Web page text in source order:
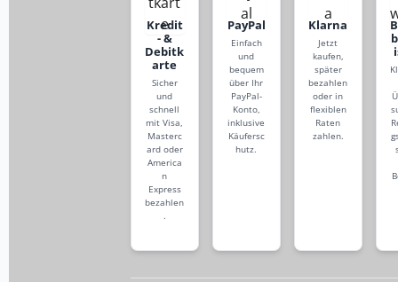
Kredit
- &
Debitk
arte
Sicher
und
schnell
mit Visa,
Masterc
ard oder
America
n
Express
bezahlen
.
PayPal
Einfach
und
bequem
über Ihr
PayPal-
Konto,
inklusive
Käufersc
hutz.
Klarna
Jetzt
kaufen,
später
bezahlen
oder in
flexiblen
Raten
zahlen.